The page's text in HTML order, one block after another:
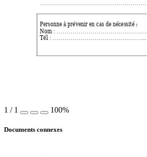
Personne à prévenir en cas de nécessité :
Nom : ………………………………………
Tél : ………………………………………..
1 / 1 100%
Documents connexes